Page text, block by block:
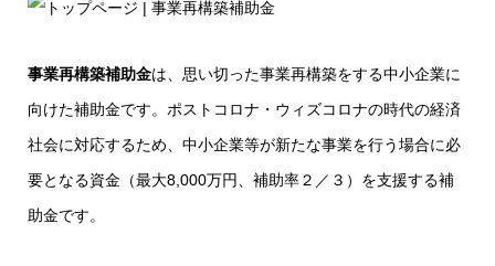
事業再構築補助金は、思い切った事業再構築をする中小企業に
向けた補助金です。ポストコロナ・ウィズコロナの時代の経済
社会に対応するため、中小企業等が新たな事業を行う場合に必
要となる資金（最大8,000万円、補助率２／３）を支援する補
助金です。